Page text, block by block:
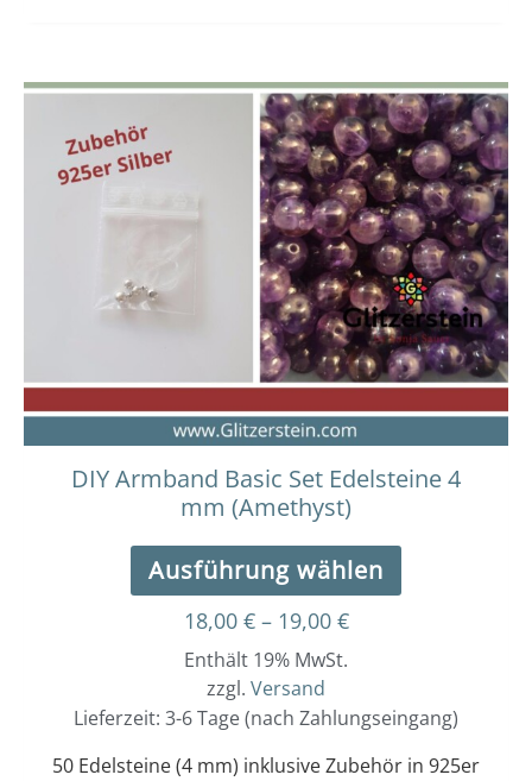
DIY Armband Basic Set Edelsteine 4
mm (Amethyst)
Ausführung wählen
Dieses
Produkt
weist
mehrere
Varianten
auf.
Die
Optionen
können
auf
der
werden
18,00 € – 19,00 €
Preisspanne:
18,00 €
bis
19,00 €
Enthält 19% MwSt.
zzgl. Versand
Lieferzeit: 3-6 Tage (nach Zahlungseingang)
50 Edelsteine (4 mm) inklusive Zubehör in 925er